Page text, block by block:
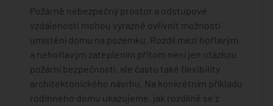
Požárně nebezpečný prostor a odstupové
vzdálenosti mohou výrazně ovlivnit možnosti
umístění domu na pozemku. Rozdíl mezi hořlavým
a nehořlavým zateplením přitom není jen otázkou
požární bezpečnosti, ale často také flexibility
architektonického návrhu. Na konkrétním příkladu
rodinného domu ukazujeme, jak rozdílně se z